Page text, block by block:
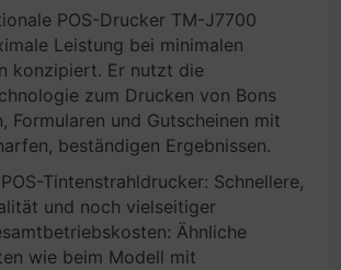
POS-Drucker TM-J7700
Leistung bei minimalen
konzipiert. Er nutzt die
zum Drucken von Bons
Formularen und Gutscheinen mit
beständigen Ergebnissen.
Tintenstrahldrucker: Schnellere,
und noch vielseitiger
Ähnliche
wie beim Modell mit